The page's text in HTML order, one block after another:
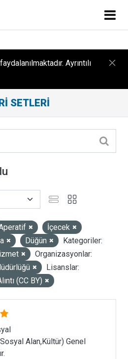
Ayrıntılı
SETLERI
İçecek
Düğün
Kategoriler:
Organizasyonlar:
Lisanslar:
(CC BY)
Alan,Kültür) Genel